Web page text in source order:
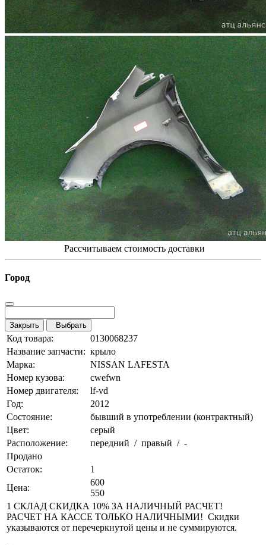
Рассчитываем стоимость доставки
Город
Закрыть Выбрать
Код товара:
0130068237
Название запчасти: крыло
Марка:
NISSAN LAFESTA
Номер кузова:
cwefwn
Номер двигателя:
lf-vd
Год:
2012
Состояние:
бывший в употреблении (контрактный)
Цвет:
серый
Расположение:
передний / правый / -
Продано
Остаток:
1
Цена:
600
550
1 СКЛАД СКИДКА 10% ЗА НАЛИЧНЫЙ РАСЧЕТ!
РАСЧЕТ НА КАССЕ ТОЛЬКО НАЛИЧНЫМИ! Скидки
указываются от перечеркнутой цены и не суммируются.